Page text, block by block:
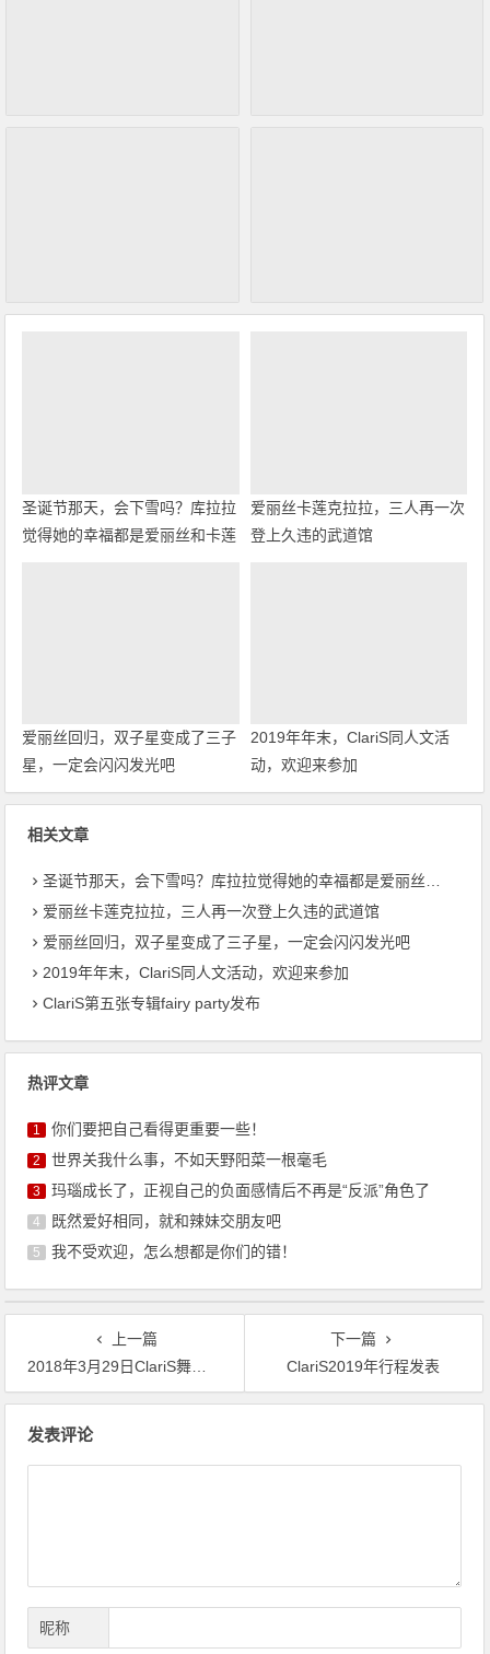
圣诞节那天，会下雪吗？库拉拉
觉得她的幸福都是爱丽丝和卡莲
爱丽丝卡莲克拉拉，三人再一次
登上久违的武道馆
爱丽丝回归，双子星变成了三子
星，一定会闪闪发光吧
2019年年末，ClariS同人文活
动，欢迎来参加
相关文章
圣诞节那天，会下雪吗？库拉拉觉得她的幸福都是爱丽丝和卡莲带来的
爱丽丝卡莲克拉拉，三人再一次登上久违的武道馆
爱丽丝回归，双子星变成了三子星，一定会闪闪发光吧
2019年年末，ClariS同人文活动，欢迎来参加
ClariS第五张专辑fairy party发布
热评文章
1 你们要把自己看得更重要一些！
2 世界关我什么事，不如天野阳菜一根毫毛
3 玛瑙成长了，正视自己的负面感情后不再是“反派”角色了
4 既然爱好相同，就和辣妹交朋友吧
5 我不受欢迎，怎么想都是你们的错！
上一篇
2018年3月29日ClariS舞滨圆形剧场开幕
下一篇
ClariS2019年行程发表
发表评论
昵称